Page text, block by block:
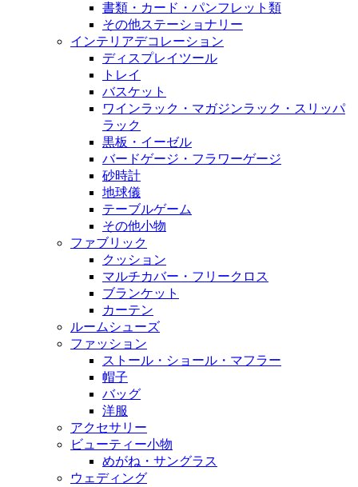
書類・カード・パンフレット類
その他ステーショナリー
インテリアデコレーション
ディスプレイツール
トレイ
バスケット
ワインラック・マガジンラック・スリッパ
ラック
黒板・イーゼル
バードゲージ・フラワーゲージ
砂時計
地球儀
テーブルゲーム
その他小物
ファブリック
クッション
マルチカバー・フリークロス
ブランケット
カーテン
ルームシューズ
ファッション
ストール・ショール・マフラー
帽子
バッグ
洋服
アクセサリー
ビューティー小物
めがね・サングラス
ウェディング